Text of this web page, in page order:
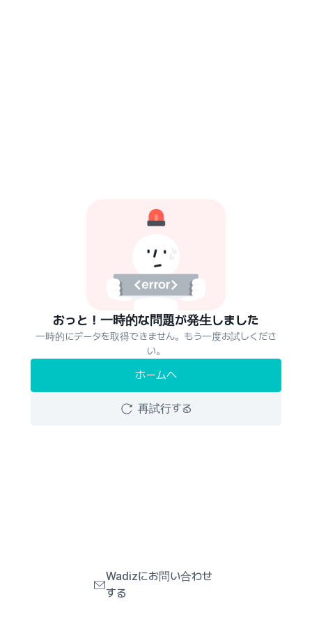
おっと！一時的な問題が発生しました
一時的にデータを取得できません。もう一度お試しくださ
い。
ホームへ
再試行する
Wadizにお問い合わせ
する